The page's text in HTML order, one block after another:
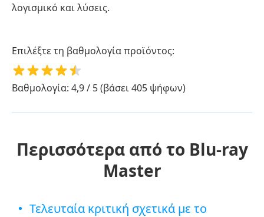
λογισμικό και λύσεις.
Επιλέξτε τη βαθμολογία προϊόντος:
Βαθμολογία: 4,9 / 5 (βάσει 405 ψήφων)
Περισσότερα από το Blu-ray
Master
Τελευταία κριτική σχετικά με το